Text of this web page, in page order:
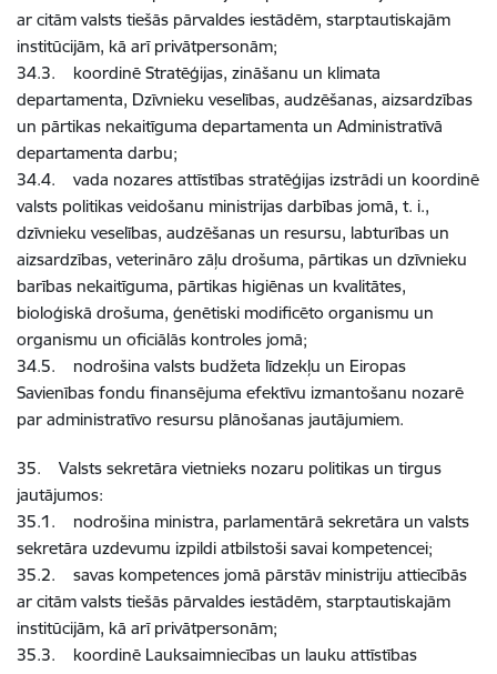
ar citām valsts tiešās pārvaldes iestādēm, starptautiskajām
institūcijām, kā arī privātpersonām;
34.3. koordinē Stratēģijas, zināšanu un klimata
departamenta, Dzīvnieku veselības, audzēšanas, aizsardzības
un pārtikas nekaitīguma departamenta un Administratīvā
departamenta darbu;
34.4. vada nozares attīstības stratēģijas izstrādi un koordinē
valsts politikas veidošanu ministrijas darbības jomā, t. i.,
dzīvnieku veselības, audzēšanas un resursu, labturības un
aizsardzības, veterināro zāļu drošuma, pārtikas un dzīvnieku
barības nekaitīguma, pārtikas higiēnas un kvalitātes,
bioloģiskā drošuma, ģenētiski modificēto organismu un
organismu un oficiālās kontroles jomā;
34.5. nodrošina valsts budžeta līdzekļu un Eiropas
Savienības fondu finansējuma efektīvu izmantošanu nozarē
par administratīvo resursu plānošanas jautājumiem.
35. Valsts sekretāra vietnieks nozaru politikas un tirgus
jautājumos:
35.1. nodrošina ministra, parlamentārā sekretāra un valsts
sekretāra uzdevumu izpildi atbilstoši savai kompetencei;
35.2. savas kompetences jomā pārstāv ministriju attiecībās
ar citām valsts tiešās pārvaldes iestādēm, starptautiskajām
institūcijām, kā arī privātpersonām;
35.3. koordinē Lauksaimniecības un lauku attīstības